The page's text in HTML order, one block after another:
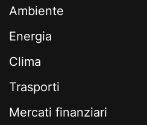
Ambiente
Energia
Clima
Trasporti
Mercati finanziari